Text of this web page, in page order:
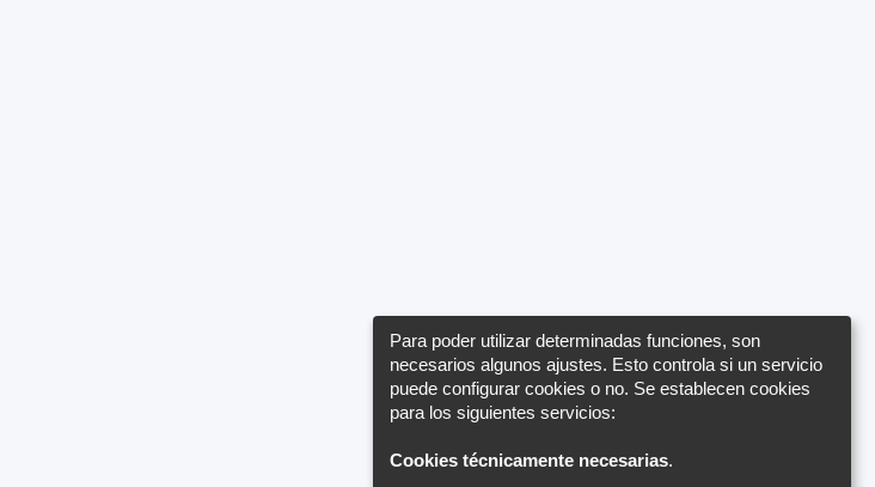
Para poder utilizar determinadas funciones, son
necesarios algunos ajustes. Esto controla si un servicio
puede configurar cookies o no. Se establecen cookies
para los siguientes servicios:
Cookies técnicamente necesarias.